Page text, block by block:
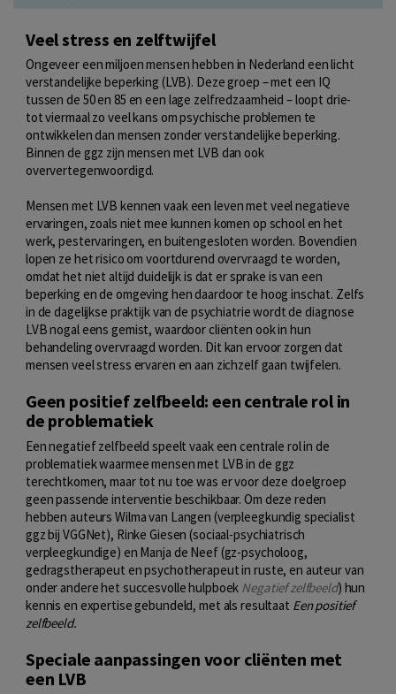
Veel stress en zelftwijfel
Ongeveer een miljoen mensen hebben in Nederland een licht
verstandelijke beperking (LVB). Deze groep – met een IQ
tussen de 50 en 85 en een lage zelfredzaamheid – loopt drie-
tot viermaal zo veel kans om psychische problemen te
ontwikkelen dan mensen zonder verstandelijke beperking.
Binnen de ggz zijn mensen met LVB dan ook
oververtegenwoordigd.
Mensen met LVB kennen vaak een leven met veel negatieve
ervaringen, zoals niet mee kunnen komen op school en het
werk, pestervaringen, en buitengesloten worden. Bovendien
lopen ze het risico om voortdurend overvraagd te worden,
omdat het niet altijd duidelijk is dat er sprake is van een
beperking en de omgeving hen daardoor te hoog inschat. Zelfs
in de dagelijkse praktijk van de psychiatrie wordt de diagnose
LVB nogal eens gemist, waardoor cliënten ook in hun
behandeling overvraagd worden. Dit kan ervoor zorgen dat
mensen veel stress ervaren en aan zichzelf gaan twijfelen.
Geen positief zelfbeeld: een centrale rol in
de problematiek
Een negatief zelfbeeld speelt vaak een centrale rol in de
problematiek waarmee mensen met LVB in de ggz
terechtkomen, maar tot nu toe was er voor deze doelgroep
geen passende interventie beschikbaar. Om deze reden
hebben auteurs Wilma van Langen (verpleegkundig specialist
ggz bij VGGNet), Rinke Giesen (sociaal-psychiatrisch
verpleegkundige) en Manja de Neef (gz-psycholoog,
gedragstherapeut en psychotherapeut in ruste, en auteur van
onder andere het succesvolle hulpboek Negatief zelfbeeld) hun
kennis en expertise gebundeld, met als resultaat Een positief
zelfbeeld.
Speciale aanpassingen voor cliënten met
een LVB